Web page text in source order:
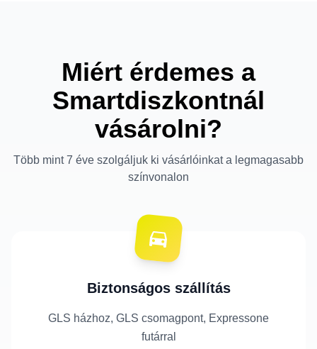
Miért érdemes a
Smartdiszkontnál
vásárolni?
Több mint 7 éve szolgáljuk ki vásárlóinkat a legmagasabb
színvonalon
Biztonságos szállítás
GLS házhoz, GLS csomagpont, Expressone
futárral